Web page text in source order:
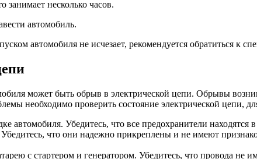
занимает несколько часов.
автомобиль.
автомобиля не исчезает, рекомендуется обратиться к
может быть обрыв в электрической цепи. Обрывы
необходимо проверить состояние электрической цепи,
автомобиля. Убедитесь, что все предохранители
Убедитесь, что они надежно прикреплены и не имеют
с стартером и генератором. Убедитесь, что провода